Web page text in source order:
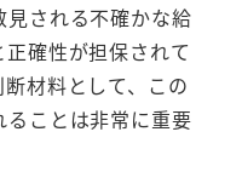
される不確かな給
確性が担保されて
材料として、この
ることは非常に重要